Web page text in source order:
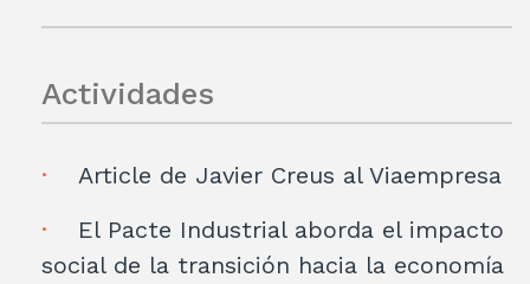
Actividades
Article de Javier Creus al Viaempresa
El Pacte Industrial aborda el impacto
social de la transición hacia la economía